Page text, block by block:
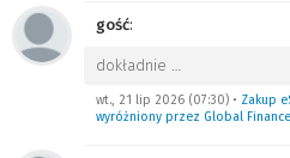
gość:
dokładnie …
wt., 21 lip 2026 (07:30) • Zakup
wyróżniony przez Global Finance